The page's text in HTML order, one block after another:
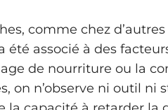
comme chez
été associé à des
de nourriture ou la
on n’observe ni outil ni